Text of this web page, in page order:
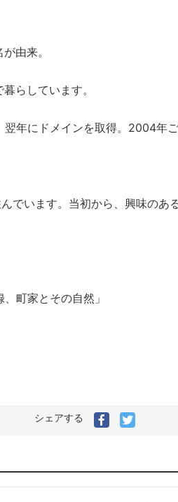
由来。
らしています。
年にドメインを取得。2004年
でいます。当初から、興味のあ
町家とその自然」
シェアする